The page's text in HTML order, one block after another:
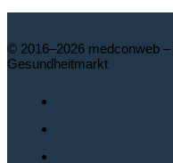
© 2016–2026 medconweb
Gesundheitmarkt